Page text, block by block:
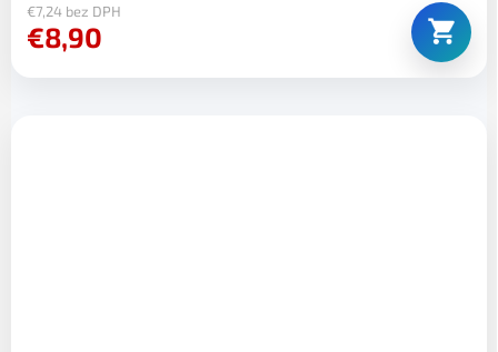
€7,24 bez DPH
€8,90